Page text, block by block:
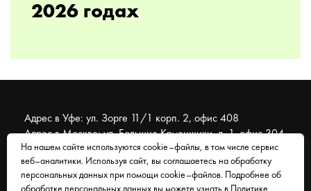
2026 годах
Адрес в Уфе: ул. Зорге 11/1 корп. 2, офис 408
Адрес в Москве: ул. Большие Каменщики, д. 1, офис 304
© 2007 - 2026 Муравейник. SEO-продвижение, реклама,
сайты. Находимся в Уфе, работаем со всем миром.
На нашем сайте используются cookie–файлы, в том числе сервис
веб–аналитики. Используя сайт, вы соглашаетесь на обработку
персональных данных при помощи cookie–файлов. Подробнее об
обработке персональных данных вы можете узнать в
Политике